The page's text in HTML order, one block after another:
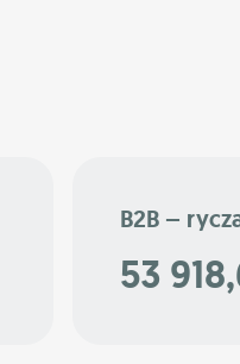
B2B –
53